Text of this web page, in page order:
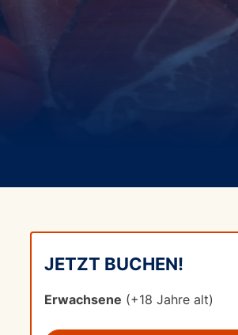
JETZT BUCHEN!
Erwachsene (+18 Jahre alt)